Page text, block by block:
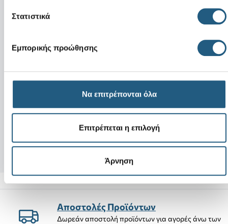
Στατιστικά
Εμπορικής προώθησης
Να επιτρέπονται όλα
Επιτρέπεται η επιλογή
Άρνηση
Pink Elev Clrful Butterfly
+4
Αποστολές Προϊόντων
Δωρεάν αποστολή προϊόντων για αγορές άνω των